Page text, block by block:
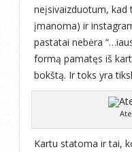
neįsivaizduotum,
įmanoma) ir
pastatai nebėra
formą pamatęs iš
bokštą. Ir toks yra
Kartu statoma ir tai,